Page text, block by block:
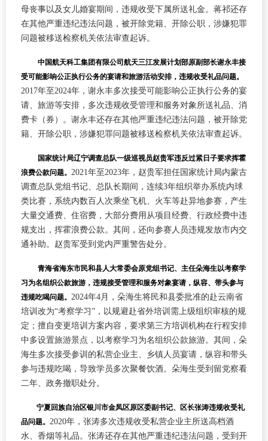
母丧事以及女儿婚宴期间，违规收受下属所送礼金。蒋祁还存
在其他严重违纪违法问题，被开除党籍、开除公职，涉嫌犯罪
问题被移送检察机关依法审查起诉。
中国航天科工集团有限公司航天三江发展计划部原副部长谢永丰接
受可能影响公正执行公务的宴请和旅游活动安排，违规收受礼品问题。
2017年至2024年，谢永丰多次接受可能影响公正执行公务的宴
请、旅游等安排，多次违规收受管理和服务对象所送礼品、消
费卡（券）。谢永丰还存在其他严重违纪违法问题，被开除党
籍、开除公职，涉嫌犯罪问题被移送检察机关依法审查起诉。
国家统计局辽宁调查总队一级巡视员赵贵军违反过紧日子要求挥霍
浪费公款问题。 2021年至2023年，赵贵军担任国家统计局内蒙古
调查总队党组书记、总队长期间，连续3年组织举办系统内球
类比赛，系统内数百人次乘坐飞机、火车等赴异地参赛，产生
大量交通费、住宿费，大部分费用从项目经费、行政经费中违
规支出，挥霍浪费公款。其间，还向参赛人员违规发放市内交
通补助。赵贵军受到党内严重警告处分。
青海省海东市民和县人大常委会原党组书记、主任朵海生以考察学
习为名组织公款旅游，违规接受管理和服务对象宴请，纵容、带头参与
违规吃喝问题。 2024年4月，朵海生将民和县委批准的赴云南省
培训改为“考察学习”，以规避赴省外培训需上级组织审核的规
定；擅自变更培训方案内容，要求第三方培训机构在行程安排
中多设置旅游景点，以考察学习为名组织公款旅游。其间，朵
海生多次接受参训的私营企业主、乡镇人员宴请，纵容和带头
参与违规吃喝，导致学员多次聚餐饮酒。朵海生受到留党察看
二年、政务撤职处分。
宁夏回族自治区银川市金凤区原区委副书记、区长张涛违规收受礼
品问题。 2020年，张涛多次违规收受私营企业主所送高档酒
水、香烟等礼品。张涛还存在其他严重违纪违法问题，受到开